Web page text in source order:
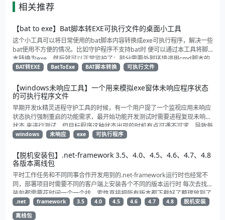
相关推荐
【bat to exe】Bat脚本转EXE可执行文件的桌面小工具
这个小工具可以将日常使用的bat脚本内容转换成exe可执行程序，解决一些
bat使用不方便的情况。比如守护程序不支持bat时 便可以通过本工具将脚
本转换为exe，然后就可以正常监护了；部分需要外部环境调用cmd脚本的
可能会有点问题（比如nodejs、node-red相关进程）
BAT转EXE BatToExe BAT脚本转换 可执行文件
【windows未响应工具】一个用来模拟exe窗体未响应程序状态
的可执行程序文件
早期开发tk精灵进程守护工具的时候，有一个用户提了一个监视应用未响应
状态执行强制重启的功能需求，最开始功能开发测试时需要进程复现未响应
状态 来进行测试，但目标程序这种状态出现的时机有点可遇不可求，导致每
次功能验证和测试都比较麻烦，于是就自己花了点时间写了个启动就直接未
windows 未响应 exe 可执行程序
【脱机安装包】.net-framework 3.5、4.0、4.5、4.6、4.7、4.8
各版本离线包
平时工作任务和不同同事合作开发用到的.net-framework运行时也经常不
同，部署项目时需要不同的客户端上安装各个不同的版本运行时 每次去找安
装包都需要花时间一个一个找，索性直接把所有版本都下载好了整理放到了
一起方便以后下载和转存。 其中包含了自.net 3.5以来3.5、4.0、4.5、
4.6、4.7、4.8各个版本发布的的运行时离线安装包
.net framework 3.5 4.0 4.5 4.6 4.7 4.8
脱机安装
离线包